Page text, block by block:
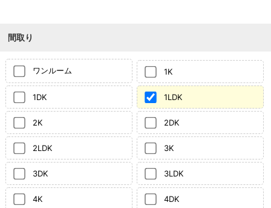
間取り
ワンルーム 1K
1DK 1LDK
2K 2DK
2LDK 3K
3DK 3LDK
4K 4DK